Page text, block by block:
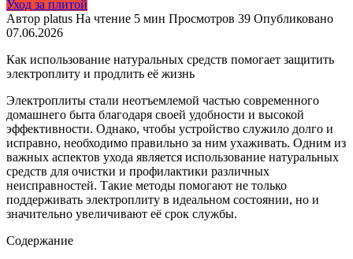
Уход за плитой
Автор platus На чтение 5 мин Просмотров 39 Опубликовано
07.06.2026
Как использование натуральных средств помогает защитить
электроплиту и продлить её жизнь
Электроплиты стали неотъемлемой частью современного
домашнего быта благодаря своей удобности и высокой
эффективности. Однако, чтобы устройство служило долго и
исправно, необходимо правильно за ним ухаживать. Одним из
важных аспектов ухода является использование натуральных
средств для очистки и профилактики различных
неисправностей. Такие методы помогают не только
поддерживать электроплиту в идеальном состоянии, но и
значительно увеличивают её срок службы.
Содержание